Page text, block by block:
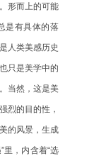
形而上的可能
是有具体的落
人类美感历史
只是美学中的
当然，这是美
烈的目的性，
的风景，生成
里，内含着“选